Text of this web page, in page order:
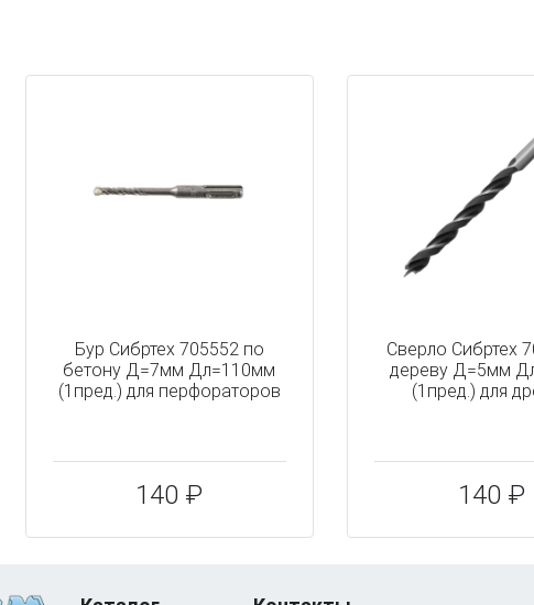
Бур Сибртех 705552 по
бетону Д=7мм Дл=110мм
(1пред.) для перфораторов
140 ₽
Сверло Сибртех
дереву Д=5мм
(1пред.) для
140 ₽